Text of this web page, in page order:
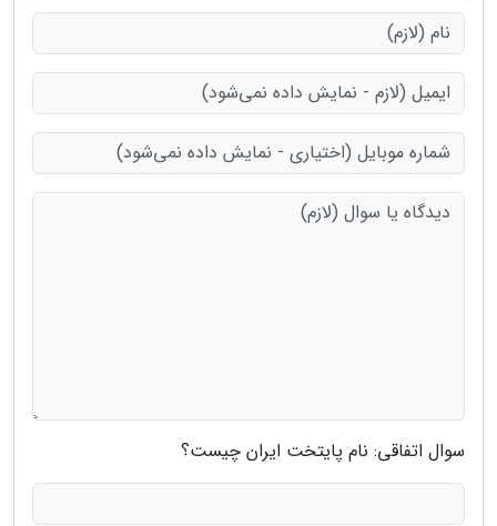
سوال اتفاقی: نام پایتخت ایران چیست؟